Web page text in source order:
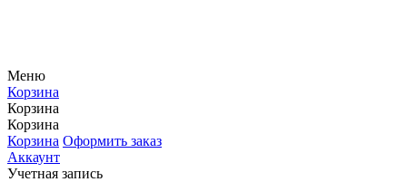
Меню
Корзина
Корзина
Корзина
Корзина Оформить заказ
Аккаунт
Учетная запись